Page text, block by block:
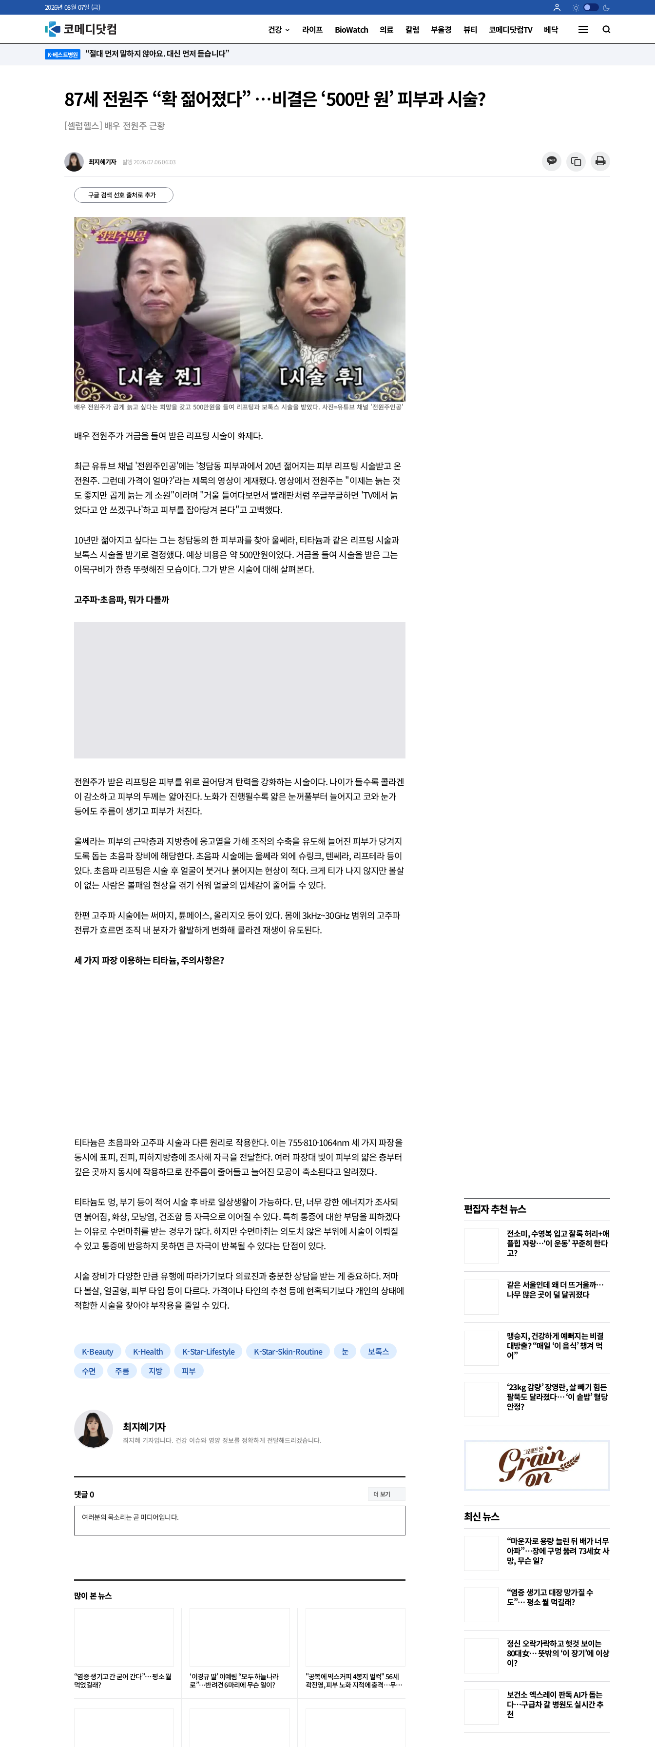
2026년 08월 07일 (금)
건강 라이프 BioWatch 의료 칼럼 부울경 뷰티 코메디닷컴TV 베닥
K-베스트병원 “절대 먼저 말하지 않아요. 대신 먼저 듣습니다”
87세 전원주 “확 젊어졌다” …비결은 ‘500만 원’ 피부과 시술?
[셀럽헬스] 배우 전원주 근황
최지혜기자 발행 2026.02.06 06:03
구글 검색 선호 출처로 추가
배우 전원주가 곱게 늙고 싶다는 희망을 갖고 500만원을 들여 리프팅과 보톡스 시술을 받았다. 사진=유튜브 채널 '전원주인공'
배우 전원주가 거금을 들여 받은 리프팅 시술이 화제다.
최근 유튜브 채널 '전원주인공'에는 '청담동 피부과에서 20년 젊어지는 피부 리프팅 시술받고 온
전원주. 그런데 가격이 얼마?'라는 제목의 영상이 게재됐다. 영상에서 전원주는 "이제는 늙는 것
도 좋지만 곱게 늙는 게 소원"이라며 "거울 들여다보면서 빨래판처럼 쭈글쭈글하면 'TV에서 늙
었다고 안 쓰겠구나'하고 피부를 잡아당겨 본다"고 고백했다.
10년만 젊아지고 싶다는 그는 청담동의 한 피부과를 찾아 울쎄라, 티타늄과 같은 리프팅 시술과
보톡스 시술을 받기로 결정했다. 예상 비용은 약 500만원이었다. 거금을 들여 시술을 받은 그는
이목구비가 한층 뚜렷해진 모습이다. 그가 받은 시술에 대해 살펴본다.
고주파·초음파, 뭐가 다를까
전원주가 받은 리프팅은 피부를 위로 끌어당겨 탄력을 강화하는 시술이다. 나이가 들수록 콜라겐
이 감소하고 피부의 두께는 얇아진다. 노화가 진행될수록 얇은 눈꺼풀부터 늘어지고 코와 눈가
등에도 주름이 생기고 피부가 처진다.
울쎄라는 피부의 근막층과 지방층에 응고열을 가해 조직의 수축을 유도해 늘어진 피부가 당겨지
도록 돕는 초음파 장비에 해당한다. 초음파 시술에는 울쎄라 외에 슈링크, 텐쎄라, 리프테라 등이
있다. 초음파 리프팅은 시술 후 얼굴이 붓거나 붉어지는 현상이 적다. 크게 티가 나지 않지만 볼살
이 없는 사람은 볼패임 현상을 겪기 쉬워 얼굴의 입체감이 줄어들 수 있다.
한편 고주파 시술에는 써마지, 튠페이스, 올리지오 등이 있다. 몸에 3kHz~30GHz 범위의 고주파
전류가 흐르면 조직 내 분자가 활발하게 변화해 콜라겐 재생이 유도된다.
세 가지 파장 이용하는 티타늄, 주의사항은?
티타늄은 초음파와 고주파 시술과 다른 원리로 작용한다. 이는 755·810·1064nm 세 가지 파장을
동시에 표피, 진피, 피하지방층에 조사해 자극을 전달한다. 여러 파장대 빛이 피부의 얇은 층부터
깊은 곳까지 동시에 작용하므로 잔주름이 줄어들고 늘어진 모공이 축소된다고 알려졌다.
티타늄도 멍, 부기 등이 적어 시술 후 바로 일상생활이 가능하다. 단, 너무 강한 에너지가 조사되
면 붉어짐, 화상, 모낭염, 건조함 등 자극으로 이어질 수 있다. 특히 통증에 대한 부담을 피하겠다
는 이유로 수면마취를 받는 경우가 많다. 하지만 수면마취는 의도치 않은 부위에 시술이 이뤄질
수 있고 통증에 반응하지 못하면 큰 자극이 반복될 수 있다는 단점이 있다.
시술 장비가 다양한 만큼 유행에 따라가기보다 의료진과 충분한 상담을 받는 게 중요하다. 저마
다 볼살, 얼굴형, 피부 타입 등이 다르다. 가격이나 타인의 추천 등에 현혹되기보다 개인의 상태에
적합한 시술을 찾아야 부작용을 줄일 수 있다.
K-Beauty K-Health K-Star-Lifestyle K-Star-Skin-Routine 눈
보톡스
수면
주름 지방 피부
최지혜기자
최지혜 기자입니다. 건강 이슈와 영양 정보를 정확하게 전달해드리겠습니다.
댓글0 더 보기
댓
많이 본 뉴스
“염증 생기고 간 굳어 간다”… 평소 뭘
먹었길래?
‘이경규 딸’ 이예림 “모두 하늘나라
로”⋯반려견 6마리에 무슨 일이?
"공복에 믹스커피 4봉지 벌컥" 56세
곽진영, 피부 노화 지적에 충격…무슨
편집자 추천 뉴스
전소미, 수영복 입고 잘록 허리+애
플힙 자랑…‘이 운동’ 꾸준히 한다
고?
같은 서울인데 왜 더 뜨거울까…
나무 많은 곳이 덜 달궈졌다
맹승지, 건강하게 예뻐지는 비결
대방출? “매일 ‘이 음식’ 챙겨 먹
어”
‘23kg 감량’ 장영란, 살 빼기 힘든
팔뚝도 달라졌다… ‘이 솥밥’ 혈당
안정?
최신 뉴스
“마운자로 용량 늘린 뒤 배가 너무
아파”…장에 구멍 뚫려 73세女 사
망, 무슨 일?
“염증 생기고 대장 망가질 수
도”… 평소 뭘 먹길래?
정신 오락가락하고 헛것 보이는
80대女… 뜻밖의 ‘이 장기’에 이상
이?
보건소 엑스레이 판독 AI가 돕는
다…구급차 갈 병원도 실시간 추
천